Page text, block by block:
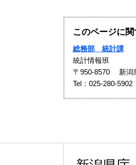
このページに
総務部 統計課
統計情報班
〒950-8570
新潟
Tel：025-280-5902